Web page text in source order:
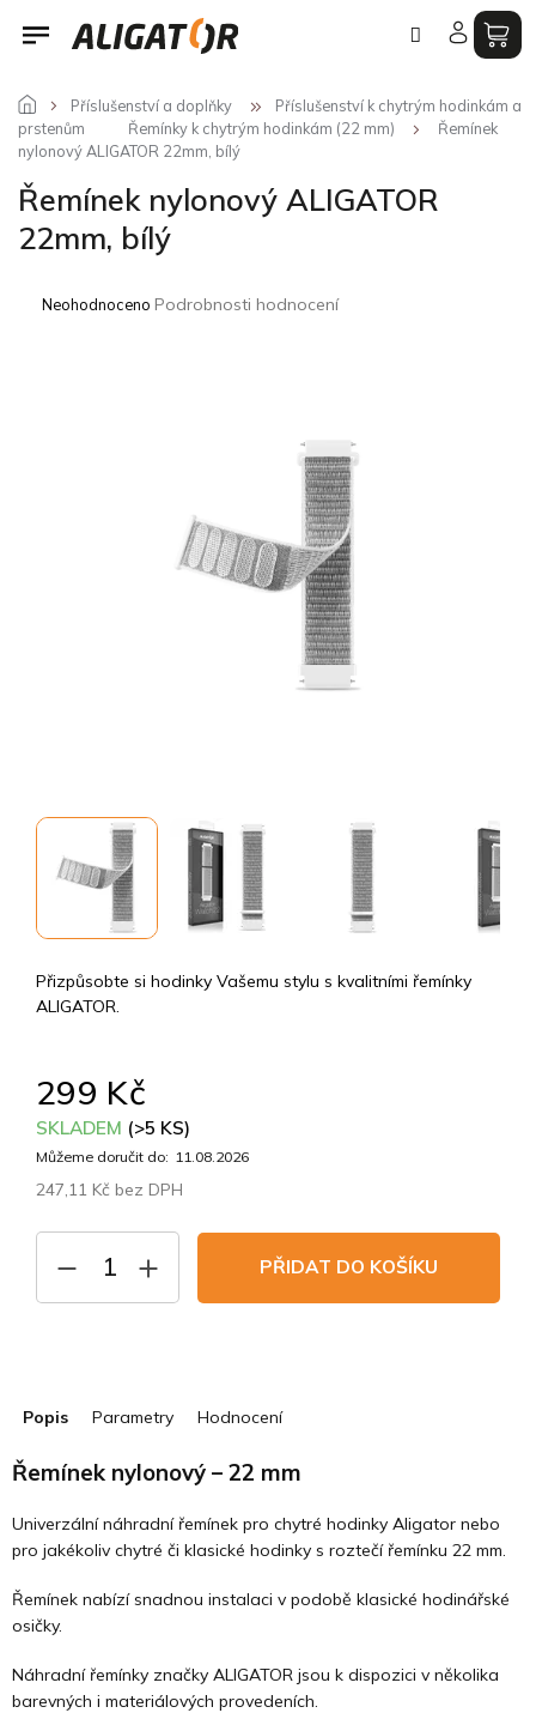
Přejít
Příslušenství a doplňky
Příslušenství k chytrým hodinkám a
prstenům
Řemínky k chytrým hodinkám (22 mm)
Řemínek
nylonový ALIGATOR 22mm, bílý
Řemínek nylonový ALIGATOR
22mm, bílý
Průměrné
Neohodnoceno Podrobnosti hodnocení
299 Kč
SKLADEM (>5 KS)
Můžeme doručit do: 11.08.2026
247,11 Kč bez DPH
PŘIDAT DO KOŠÍKU
Přizpůsobte si hodinky Vašemu stylu s kvalitními řemínky
ALIGATOR.
Popis Parametry Hodnocení
Řemínek nylonový – 22 mm
Univerzální náhradní řemínek pro chytré hodinky Aligator nebo
pro jakékoliv chytré či klasické hodinky s roztečí řemínku 22 mm.
Řemínek nabízí snadnou instalaci v podobě klasické hodinářské
osičky.
Náhradní řemínky značky ALIGATOR jsou k dispozici v několika
barevných i materiálových provedeních.